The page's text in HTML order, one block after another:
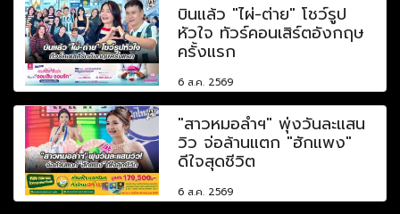
บินแล้ว "ไผ่-ต่าย" โชว์รูป
หัวใจ ทัวร์คอนเสิร์ตอังกฤษ
ครั้งแรก
6 ส.ค. 2569
"สาวหมอลำฯ" พุ่งวันละแสน
วิว จ่อล้านแตก "ฮักแพง"
ดีใจสุดชีวิต
6 ส.ค. 2569